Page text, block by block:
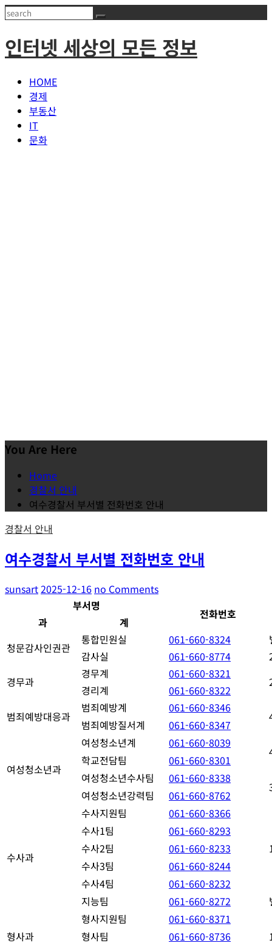
Skip
content
Search
인터넷 세상의 모든 정보
HOME
경제
부동산
IT
문화
You Are Here
Home
경찰서 안내
여수경찰서 부서별 전화번호 안내
경찰서 안내
여수경찰서 부서별 전화번호 안내
sunsart2025-12-16 no Comments
부서명
전화번호
과
계
청문감사인권관
통합민원실 061-660-8324
감사실
061-660-8774
경무과
경무계 061-660-8321
경리계
061-660-8322
범죄예방대응과
범죄예방계 061-660-8346
범죄예방질서계 061-660-8347
여성청소년과
여성청소년계 061-660-8039
학교전담팀
061-660-8301
여성청소년수사팀
061-660-8338
여성청소년강력팀 061-660-8762
수사과
수사지원팀 061-660-8366
수사1팀
061-660-8293
수사2팀
061-660-8233
수사3팀
061-660-8244
수사4팀
061-660-8232
지능팀
061-660-8272
형사과
형사지원팀
061-660-8371
형사팀
061-660-8736